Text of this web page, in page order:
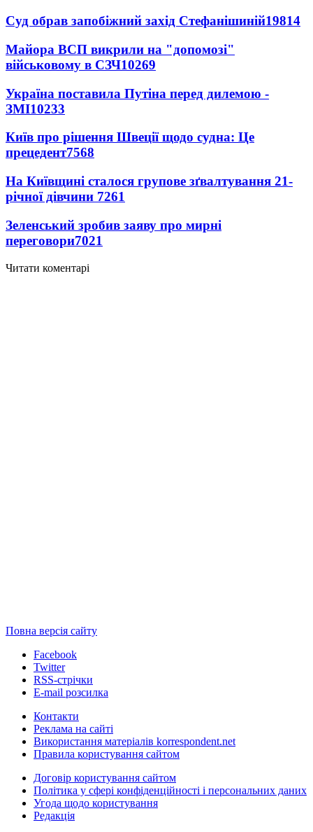
Суд обрав запобіжний захід Стефанішиній19814
Майора ВСП викрили на "допомозі"
військовому в СЗЧ10269
Україна поставила Путіна перед дилемою -
ЗМІ10233
Київ про рішення Швеції щодо судна: Це
прецедент7568
На Київщині сталося групове зґвалтування 21-
річної дівчини 7261
Зеленський зробив заяву про мирні
переговори7021
Читати коментарі
Повна версія сайту
Facebook
Twitter
RSS-стрічки
E-mail розсилка
Контакти
Реклама на сайті
Використання матеріалів korrespondent.net
Правила користування сайтом
Договір користування сайтом
Політика у сфері конфіденційності і персональних даних
Угода щодо користування
Редакція